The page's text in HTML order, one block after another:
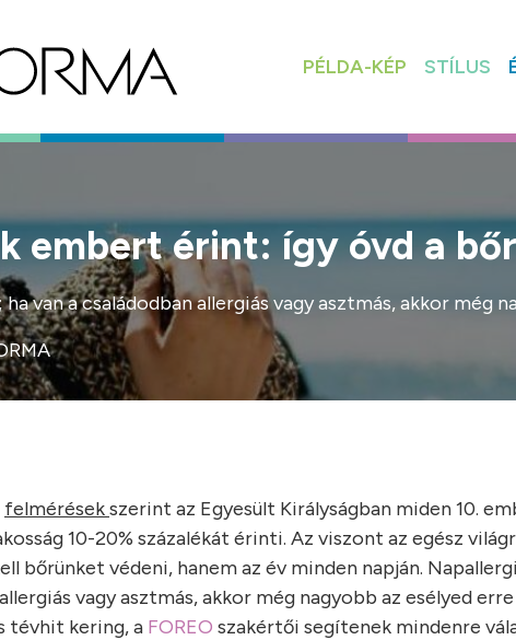
PÉLDA-KÉP STÍLUS
embert érint: így óvd a
van a családodban allergiás vagy asztmás, akkor még
felmérésekszerint az Egyesült Királyságban miden 10.
10-20% százalékát érinti. Az viszont az egész
bőrünket védeni, hanem az év minden napján.
vagy asztmás, akkor még nagyobb az esélyed
tévhit kering, a FOREO szakértői segítenek mindenre